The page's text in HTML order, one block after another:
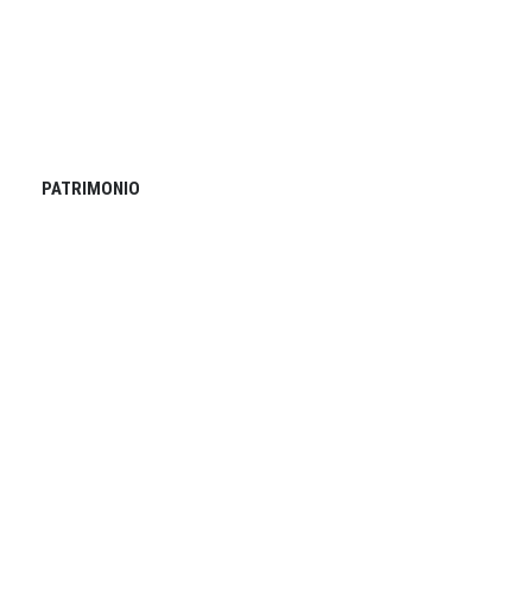
PATRIMONIO